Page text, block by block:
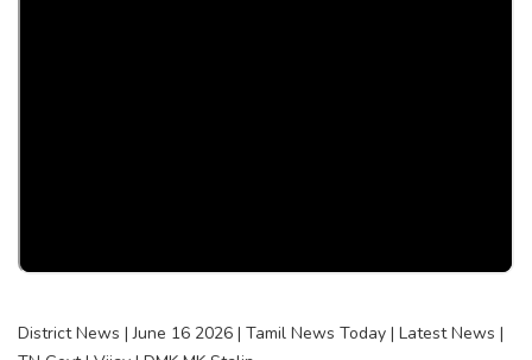
District News | June 16 2026 | Tamil News Today | Latest News |